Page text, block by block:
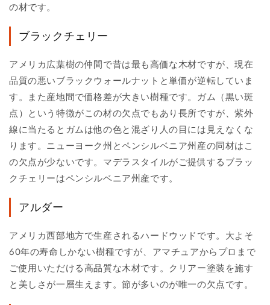
の材です。
ブラックチェリー
アメリカ広葉樹の仲間で昔は最も高価な木材ですが、現在
品質の悪いブラックウォールナットと単価が逆転していま
す。また産地間で価格差が大きい樹種です。ガム（黒い斑
点）という特徴がこの材の欠点でもあり長所ですが、紫外
線に当たるとガムは他の色と混ざり人の目には見えなくな
ります。ニューヨーク州とペンシルベニア州産の同材はこ
の欠点が少ないです。マデラスタイルがご提供するブラッ
クチェリーはペンシルベニア州産です。
アルダー
アメリカ西部地方で生産されるハードウッドです。大よそ
60年の寿命しかない樹種ですが、アマチュアからプロまで
ご使用いただける高品質な木材です。クリアー塗装を施す
と美しさが一層生えます。節が多いのが唯一の欠点です。